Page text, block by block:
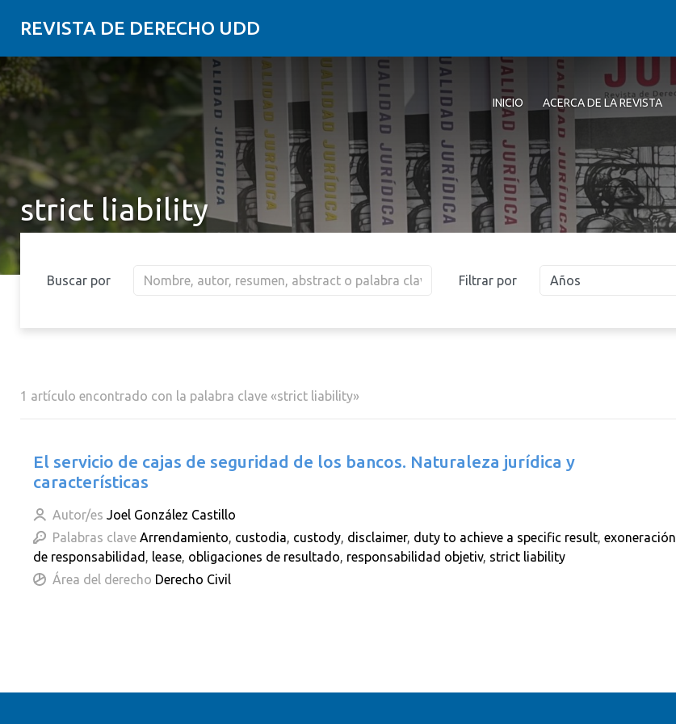
REVISTA DE DERECHO UDD
INICIO ACERCA DE LA REVISTA
strict liability
Buscar por Filtrar por Años
1 artículo encontrado con la palabra clave «strict liability»
El servicio de cajas de seguridad de los bancos. Naturaleza jurídica y
características
Autor/es Joel González Castillo
Palabras clave Arrendamiento, custodia, custody, disclaimer, duty to achieve a specific result, exoneración
de responsabilidad , lease, obligaciones de resultado, responsabilidad objetiv, strict liability
Área del derecho Derecho Civil